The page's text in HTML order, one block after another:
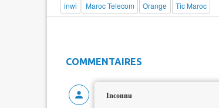
inwi Maroc Telecom Orange Tic Maroc
COMMENTAIRES
Inconnu